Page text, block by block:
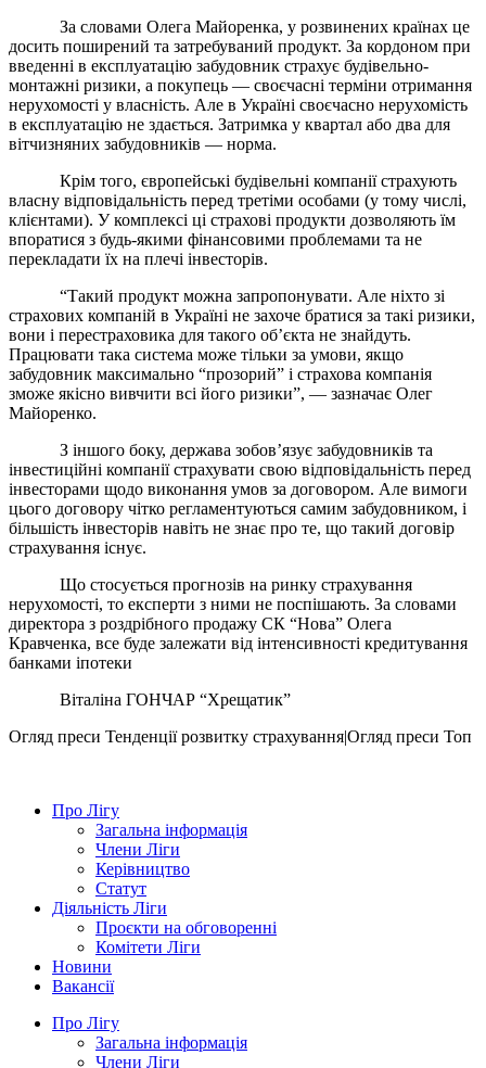
За словами Олега Майоренка, у розвинених країнах це
досить поширений та затребуваний продукт. За кордоном при
введенні в експлуатацію забудовник страхує будівельно-
монтажні ризики, а покупець — своєчасні терміни отримання
нерухомості у власність. Але в Україні своєчасно нерухомість
в експлуатацію не здається. Затримка у квартал або два для
вітчизняних забудовників — норма.
Крім того, європейські будівельні компанії страхують
власну відповідальність перед третіми особами (у тому числі,
клієнтами). У комплексі ці страхові продукти дозволяють їм
впоратися з будь-якими фінансовими проблемами та не
перекладати їх на плечі інвесторів.
“Такий продукт можна запропонувати. Але ніхто зі
страхових компаній в Україні не захоче братися за такі ризики,
вони і перестраховика для такого об’єкта не знайдуть.
Працювати така система може тільки за умови, якщо
забудовник максимально “прозорий” і страхова компанія
зможе якісно вивчити всі його ризики”, — зазначає Олег
Майоренко.
З іншого боку, держава зобов’язує забудовників та
інвестиційні компанії страхувати свою відповідальність перед
інвесторами щодо виконання умов за договором. Але вимоги
цього договору чітко регламентуються самим забудовником, і
більшість інвесторів навіть не знає про те, що такий договір
страхування існує.
Що стосується прогнозів на ринку страхування
нерухомості, то експерти з ними не поспішають. За словами
директора з роздрібного продажу СК “Нова” Олега
Кравченка, все буде залежати від інтенсивності кредитування
банками іпотеки
Віталіна ГОНЧАР “Хрещатик”
Огляд преси Тенденції розвитку страхування|Огляд преси Топ
Про Лігу
Загальна інформація
Члени Ліги
Керівництво
Статут
Діяльність Ліги
Проєкти на обговоренні
Комітети Ліги
Новини
Вакансії
Про Лігу
Загальна інформація
Члени Ліги